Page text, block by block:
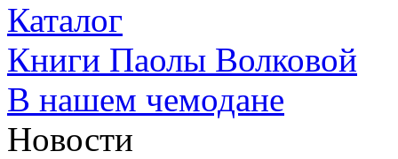
Каталог
Книги Паолы Волковой
В нашем чемодане
Новости